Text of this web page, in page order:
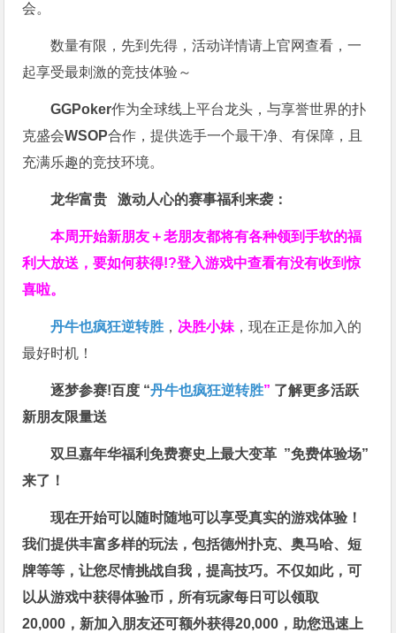
会。
数量有限，先到先得，活动详情请上官网查看，一
起享受最刺激的竞技体验～
GGPoker作为全球线上平台龙头，与享誉世界的扑
克盛会WSOP合作，提供选手一个最干净、有保障，且
充满乐趣的竞技环境。
龙华富贵 激动人心的赛事福利来袭：
本周开始新朋友＋老朋友都将有各种领到手软的福
利大放送，要如何获得!?登入游戏中查看有没有收到惊
喜啦。
丹牛也疯狂逆转胜 ， 决胜小妹 ，现在正是你加入的
最好时机！
逐梦参赛!百度 “丹牛也疯狂逆转胜” 了解更多活跃
新朋友限量送
双旦嘉年华福利免费赛史上最大变革 ”免费体验场”
来了！
现在开始可以随时随地可以享受真实的游戏体验！
我们提供丰富多样的玩法，包括德州扑克、奥马哈、短
牌等等，让您尽情挑战自我，提高技巧。不仅如此，可
以从游戏中获得体验币，所有玩家每日可以领取
20,000，新加入朋友还可额外获得20,000，助您迅速上